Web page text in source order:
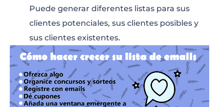
Puede generar diferentes listas para sus
clientes potenciales, sus clientes posibles y
sus clientes existentes.